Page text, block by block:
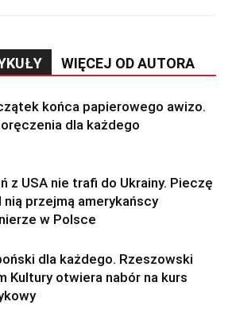
WIĘCEJ OD AUTORA
końca papierowego awizo.
dla każdego
z USA nie trafi do Ukrainy. Pieczę
nią przejmą amerykańscy
w Polsce
dla każdego. Rzeszowski
Kultury otwiera nabór na kurs